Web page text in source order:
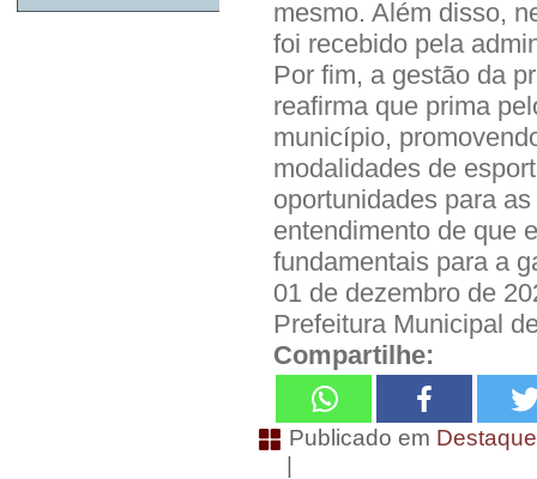
mesmo. Além disso,
foi recebido pela
Por fim, a gestão da
reafirma que prima
município,
modalidades de
oportunidades para
entendimento de que
fundamentais para a
01 de dezembro de
Prefeitura Municipal
Compartilhe:
Publicado em
|